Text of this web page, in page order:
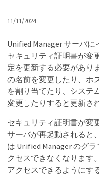
11/11/2024
Unified Manager サーバ
セキュリティ証明書が変
定を更新する必要があり
の名前を変更したり、ホ
を割り当てたり、システ
変更したりすると更新さ
セキュリティ証明書が変
サーバが再起動されると
は Unified Manager のグ
クセスできなくなります
アクセスできるようにす